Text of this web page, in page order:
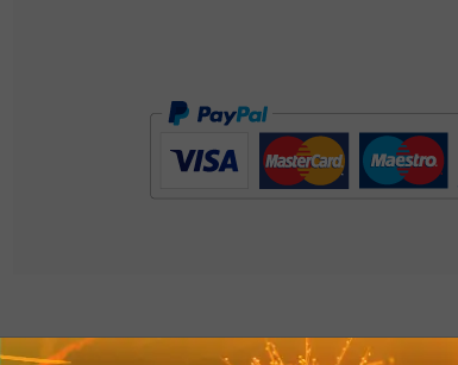
diventando il compagno perfetto per un
. Porta il calore e il sapore
Mex nella tua vita con le nostre
Formaggio! Un
boccone di felicità in